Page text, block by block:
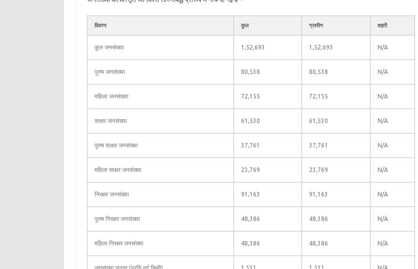
विवरण कुल ग्रामीण शहरी
कुल जनसंख्या 1,52,693 1,52,693 N/A
पुरुष जनसंख्या 80,538 80,538 N/A
महिला जनसंख्या 72,155 72,155 N/A
साक्षर जनसंख्या 61,530 61,530 N/A
पुरुष साक्षर जनसंख्या 37,761 37,761 N/A
महिला साक्षर जनसंख्या 23,769 23,769 N/A
निरक्षर जनसंख्या 91,163 91,163 N/A
पुरुष निरक्षर जनसंख्या 48,386 48,386 N/A
महिला निरक्षर जनसंख्या 48,386 48,386 N/A